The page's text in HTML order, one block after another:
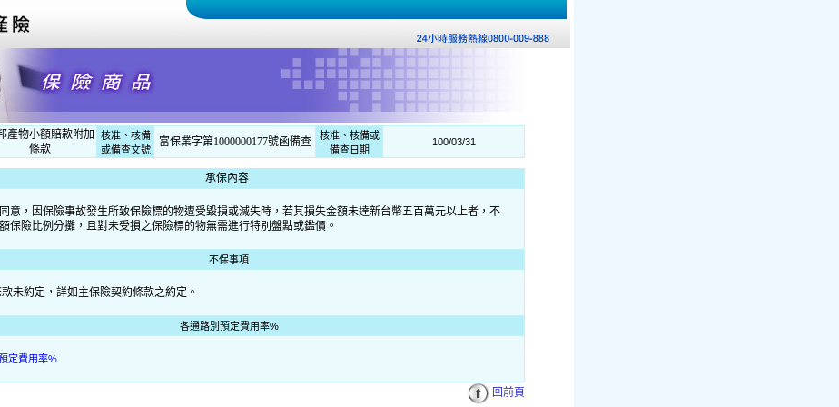
產物小額賠款附加
條款
核准、核備
或備查文號
富保業字第1000000177號函備查
核准、核備或
備查日期
100/03/31
承保內容
意，因保險事故發生所致保險標的物遭受毀損或滅失時，若其損失金額未達新台幣五百萬元以上者，不
保險比例分攤，且對未受損之保險標的物無需進行特別盤點或鑑價。
不保事項
未約定，詳如主保險契約條款之約定。
各通路別預定費用率%
定費用率%
回前頁